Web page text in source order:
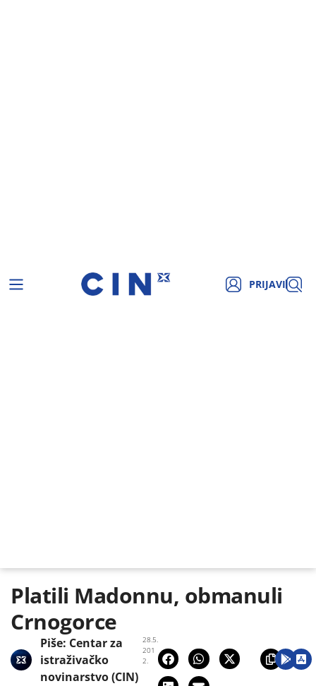
PRIJAVI
Platili Madonnu, obmanuli
Crnogorce
28.5.
201
2.
Piše: Centar za
istraživačko
novinarstvo (CIN)